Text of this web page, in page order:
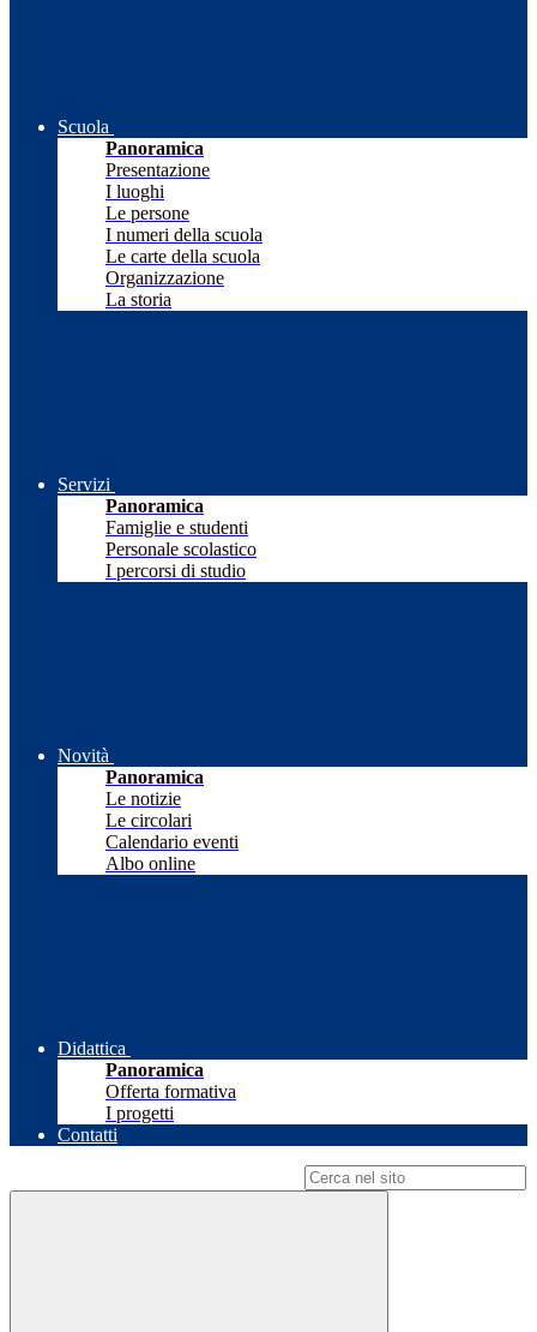
Scuola
Panoramica
Presentazione
I luoghi
Le persone
I numeri della scuola
Le carte della scuola
Organizzazione
La storia
Servizi
Panoramica
Famiglie e studenti
Personale scolastico
I percorsi di studio
Novità
Panoramica
Le notizie
Le circolari
Calendario eventi
Albo online
Didattica
Panoramica
Offerta formativa
I progetti
Contatti